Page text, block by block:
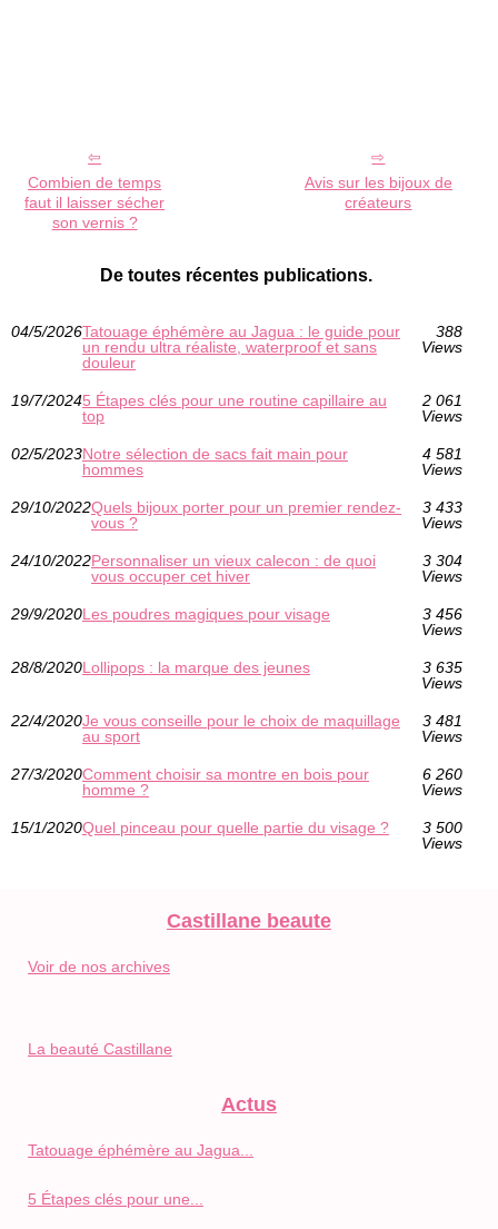
Combien de temps
faut il laisser sécher
son vernis ?
Avis sur les bijoux de
créateurs
De toutes récentes publications.
04/5/2026Tatouage éphémère au Jagua : le guide pour
un rendu ultra réaliste, waterproof et sans
douleur
388
Views
19/7/20245 Étapes clés pour une routine capillaire au
top
2 061
Views
02/5/2023Notre sélection de sacs fait main pour
hommes
4 581
Views
29/10/2022Quels bijoux porter pour un premier rendez-
vous ?
3 433
Views
24/10/2022Personnaliser un vieux calecon : de quoi
vous occuper cet hiver
3 304
Views
29/9/2020Les poudres magiques pour visage
3 456
Views
28/8/2020Lollipops : la marque des jeunes
3 635
Views
22/4/2020Je vous conseille pour le choix de maquillage
au sport
3 481
Views
27/3/2020Comment choisir sa montre en bois pour
homme ?
6 260
Views
15/1/2020Quel pinceau pour quelle partie du visage ?
3 500
Views
Castillane beaute
Voir de nos archives
La beauté Castillane
Actus
Tatouage éphémère au Jagua...
5 Étapes clés pour une...